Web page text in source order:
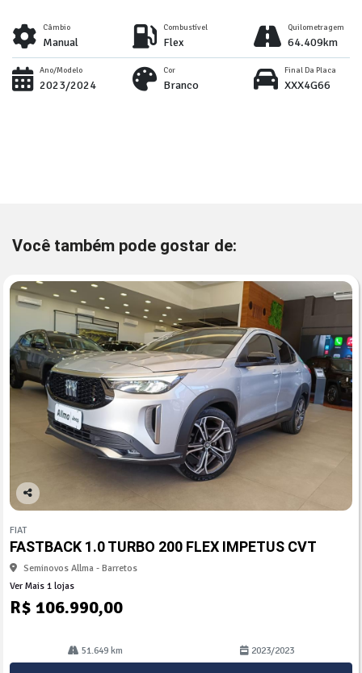
Câmbio
Manual
Combustível
Flex
Quilometragem
64.409km
Ano/Modelo
2023/2024
Cor
Branco
Final Da Placa
XXX4G66
Você também pode gostar de:
Co
arti
lhe
FIAT
FASTBACK 1.0 TURBO 200 FLEX IMPETUS CVT
Seminovos Allma - Barretos
Ver Mais 1 lojas
R$ 106.990,00
51.649 km 2023/2023